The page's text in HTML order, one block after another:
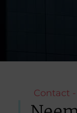
Contact